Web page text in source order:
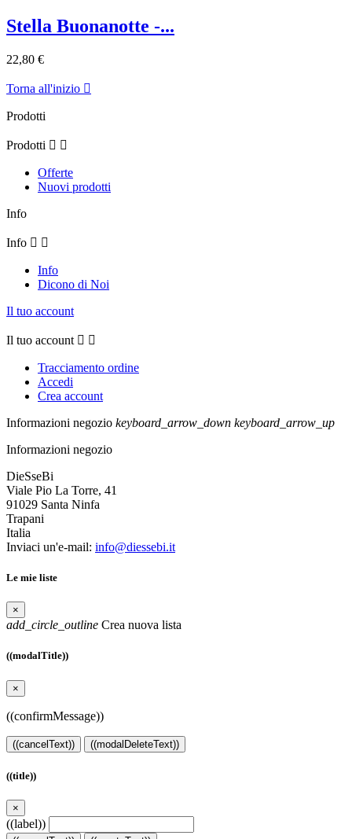
Stella Buonanotte -...
22,80 €
Torna all'inizio 
Prodotti
Prodotti  
Offerte
Nuovi prodotti
Info
Info  
Info
Dicono di Noi
Il tuo account
Il tuo account  
Tracciamento ordine
Accedi
Crea account
Informazioni negozio keyboard_arrow_down keyboard_arrow_up
Informazioni negozio
DieSseBi
Viale Pio La Torre, 41
91029 Santa Ninfa
Trapani
Italia
Inviaci un'e-mail: info@diessebi.it
Le mie liste
×
add_circle_outline Crea nuova lista
((modalTitle))
×
((confirmMessage))
((cancelText)) ((modalDeleteText))
((title))
×
((label))